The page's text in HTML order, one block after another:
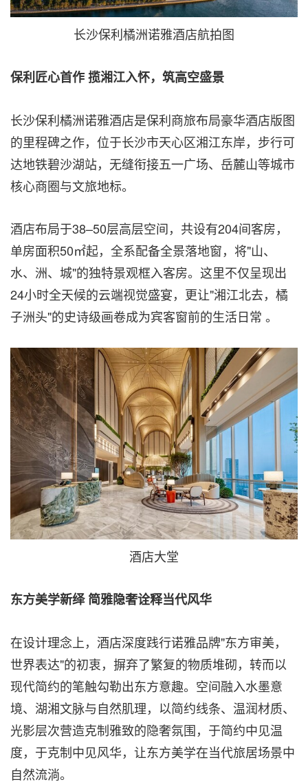
长沙保利橘洲诺雅酒店航拍图
保利匠心首作 揽湘江入怀，筑高空盛景
长沙保利橘洲诺雅酒店是保利商旅布局豪华酒店版图
的里程碑之作，位于长沙市天心区湘江东岸，步行可
达地铁碧沙湖站，无缝衔接五一广场、岳麓山等城市
核心商圈与文旅地标。
酒店布局于38–50层高层空间，共设有204间客房，
单房面积50㎡起，全系配备全景落地窗，将"山、
水、洲、城"的独特景观框入客房。这里不仅呈现出
24小时全天候的云端视觉盛宴，更让"湘江北去，橘
子洲头"的史诗级画卷成为宾客窗前的生活日常 。
酒店大堂
东方美学新绎 简雅隐奢诠释当代风华
在设计理念上，酒店深度践行诺雅品牌"东方审美，
世界表达"的初衷，摒弃了繁复的物质堆砌，转而以
现代简约的笔触勾勒出东方意趣。空间融入水墨意
境、湖湘文脉与自然肌理，以简约线条、温润材质、
光影层次营造克制雅致的隐奢氛围，于简约中见温
度，于克制中见风华，让东方美学在当代旅居场景中
自然流淌。